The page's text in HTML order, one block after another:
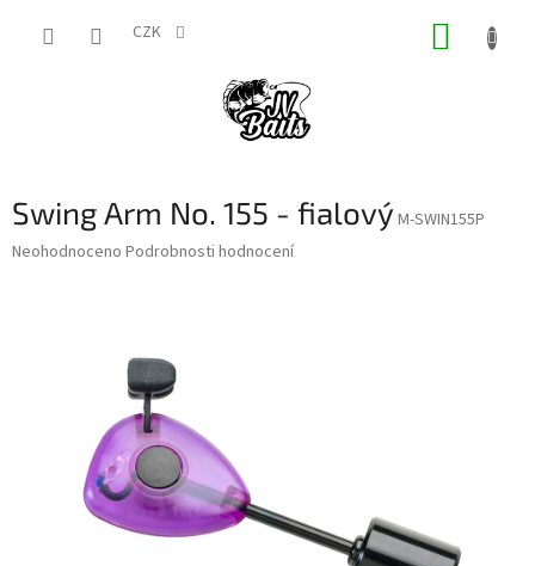
CZK
Swing Arm No. 155 - fialový M-SWIN155P
Průměrné
Neohodnoceno Podrobnosti hodnocení